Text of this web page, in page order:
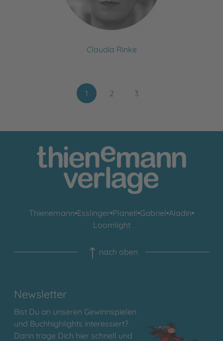
Claudia Rinke
1 2 3
Thienemann•Esslinger•Planet!•Gabriel•Aladin•
Loomlight
nach oben
Newsletter
Bist Du an unseren Gewinnspielen
und Buchhighlights interessiert?
Dann trage Dich hier schnell und